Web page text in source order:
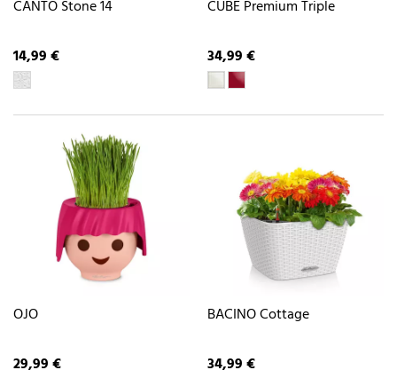
CANTO Stone 14
14,99 €
CUBE Premium Triple
34,99 €
OJO
29,99 €
BACINO Cottage
34,99 €